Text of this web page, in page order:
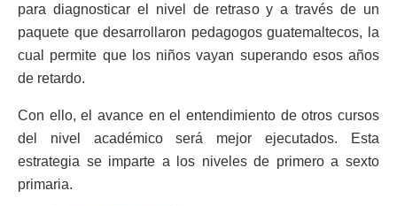
para diagnosticar el nivel de retraso y a través de un
paquete que desarrollaron pedagogos guatemaltecos, la
cual permite que los niños vayan superando esos años
de retardo.
Con ello, el avance en el entendimiento de otros cursos
del nivel académico será mejor ejecutados. Esta
estrategia se imparte a los niveles de primero a sexto
primaria.